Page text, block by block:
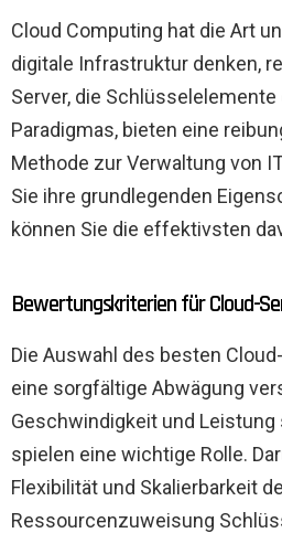
Cloud Computing hat die Art
digitale Infrastruktur denken,
Server, die
Paradigmas, bieten eine
Methode zur Verwaltung von
Sie ihre grundlegenden
können Sie die effektivsten
Bewertungskriterien für Cloud-
Die Auswahl des besten
eine sorgfältige Abwägung
Geschwindigkeit und
spielen eine wichtige Rolle.
Flexibilität und Skalierbarkeit
Ressourcenzuweisung